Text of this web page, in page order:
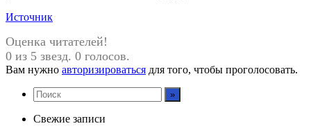
Источник
Оценка читателей!
0 из 5 звезд. 0 голосов.
Вам нужно авторизироваться для того, чтобы проголосовать.
Свежие записи